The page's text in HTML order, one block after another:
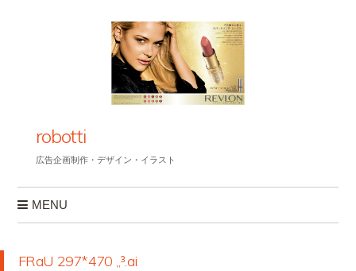
robotti
広告企画制作・デザイン・イラスト
MENU
FRaU 297*470 „³.ai